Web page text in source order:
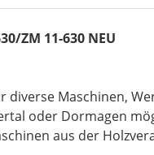
ZM 11-630 NEU
diverse Maschinen,
oder Dormagen
aus der